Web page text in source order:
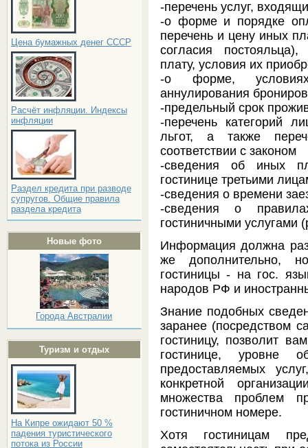
Цена бумажных денег СССР
Расчёт инфляции. Индексы
инфляции
Раздел кредита при разводе
супругов. Общие правила
раздела кредита
Новые фото
Города Австралии
Туризм и отдых
На Кипре ожидают 50 %
падения туристического
потока из России
-перечень услуг,
-о форме и порядке
перечень и цену иных
согласия
плату, условия их
-о форме,
аннулирования
-предельный срок
-перечень категорий
льгот, а также
соответствии с законом
-сведения об иных
гостинице третьими
-сведения о времени
-сведения о
гостиничными
Информация должна
же дополнительно,
гостиницы - на гос.
народов РФ и
Знание подобных
заранее (посредством
гостиницу, позволит
гостинице, уровне
предоставляемых
конкретной
множества проблем
гостиничном номере.
Хотя гостиницам